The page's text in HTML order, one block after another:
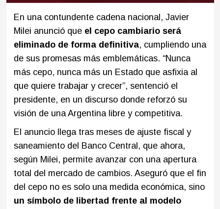
En una contundente cadena nacional, Javier
Milei anunció que el cepo cambiario será
eliminado de forma definitiva, cumpliendo una
de sus promesas más emblemáticas. “Nunca
más cepo, nunca más un Estado que asfixia al
que quiere trabajar y crecer”, sentenció el
presidente, en un discurso donde reforzó su
visión de una Argentina libre y competitiva.
El anuncio llega tras meses de ajuste fiscal y
saneamiento del Banco Central, que ahora,
según Milei, permite avanzar con una apertura
total del mercado de cambios. Aseguró que el fin
del cepo no es solo una medida económica, sino
un símbolo de libertad frente al modelo